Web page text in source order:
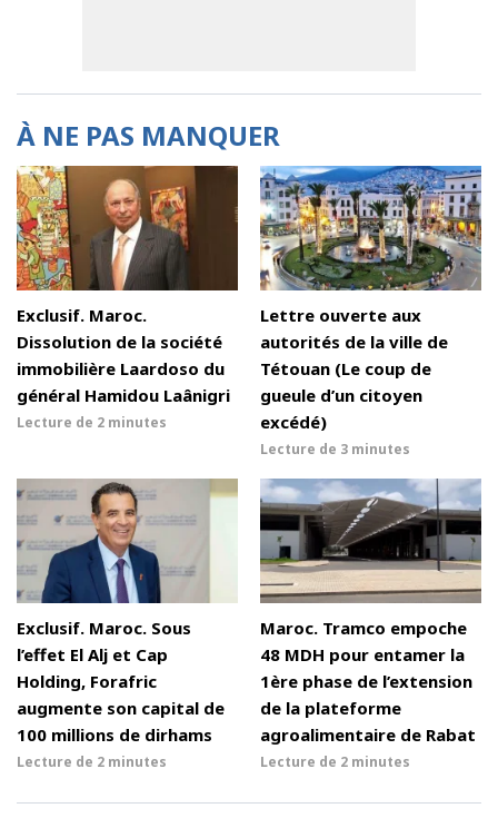
À NE PAS MANQUER
Exclusif. Maroc.
Dissolution de la société
immobilière Laardoso du
général Hamidou Laânigri
Lecture de 2 minutes
Lettre ouverte aux
autorités de la ville de
Tétouan (Le coup de
gueule d’un citoyen
excédé)
Lecture de 3 minutes
Exclusif. Maroc. Sous
l’effet El Alj et Cap
Holding, Forafric
augmente son capital de
100 millions de dirhams
Lecture de 2 minutes
Maroc. Tramco empoche
48 MDH pour entamer la
1ère phase de l’extension
de la plateforme
agroalimentaire de Rabat
Lecture de 2 minutes